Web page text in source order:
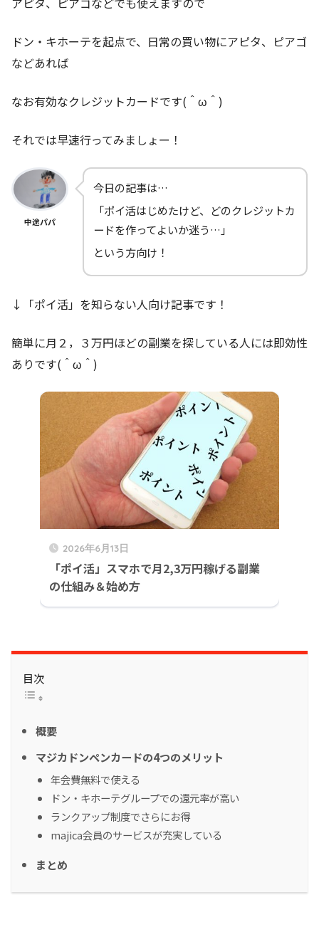
ドン・キホーテを起点で、日常の買い物にアピタ、ピアゴ
などあれば
なお有効なクレジットカードです(＾ω＾)
それでは早速行ってみましょー！
中途パパ
今日の記事は…
「ポイ活はじめたけど、どのクレジットカ
ードを作ってよいか迷う…」
という方向け！
↓「ポイ活」を知らない人向け記事です！
簡単に月２，３万円ほどの副業を探している人には即効性
ありです(＾ω＾)
2026年6月13日
「ポイ活」スマホで月2,3万円稼げる副業
の仕組み＆始め方
目次
概要
マジカドンペンカードの4つのメリット
年会費無料で使える
ドン・キホーテグループでの還元率が高い
ランクアップ制度でさらにお得
majica会員のサービスが充実している
まとめ